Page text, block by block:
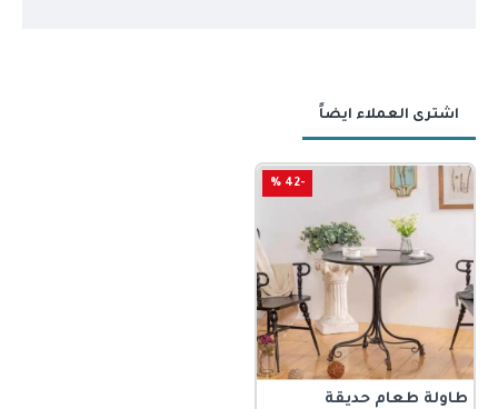
اشترى العملاء ايضاً
-42 %
طاولة طعام حديقة